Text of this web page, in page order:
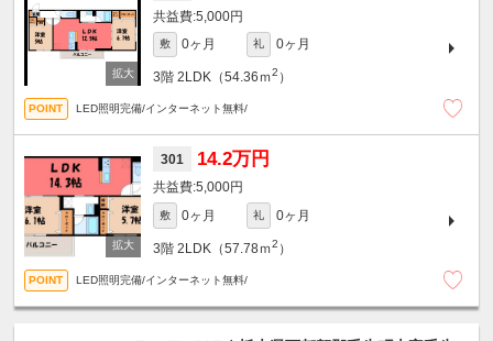
5,000円
敷 0ヶ月 礼 0ヶ月
3階 2LDK（54.36ｍ2 ）
LED照明完備/インターネット無料/
301 14.2万円
5,000円
敷 0ヶ月 礼 0ヶ月
3階 2LDK（57.78ｍ2 ）
LED照明完備/インターネット無料/